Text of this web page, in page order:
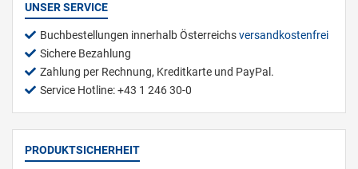
UNSER SERVICE
Buchbestellungen innerhalb Österreichsversandkostenfrei
Sichere Bezahlung
Zahlung per Rechnung, Kreditkarte und PayPal.
Service Hotline: +43 1 246 30-0
PRODUKTSICHERHEIT